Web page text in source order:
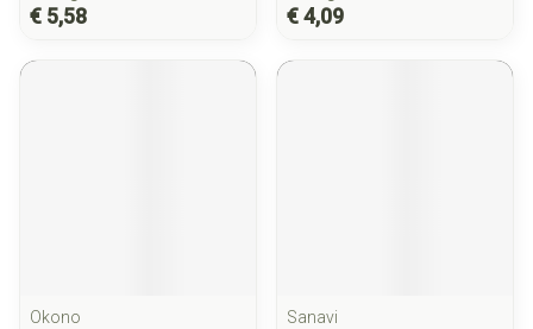
€ 5,58 € 4,09
Okono
Sanavi